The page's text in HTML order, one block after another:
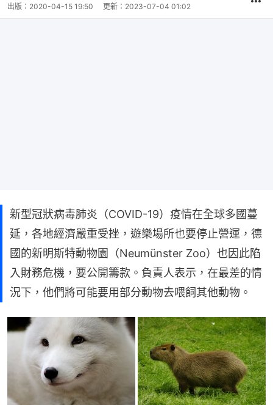
出版： 2020-04-15 19:50 更新： 2023-07-04 01:02
新型冠狀病毒肺炎（COVID-19）疫情在全球多國蔓
延，各地經濟嚴重受挫，遊樂場所也要停止營運，德
國的新明斯特動物園（Neumünster Zoo）也因此陷
入財務危機，要公開籌款。負責人表示，在最差的情
況下，他們將可能要用部分動物去喂飼其他動物。